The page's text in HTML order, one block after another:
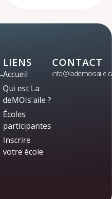
LIENS
Accueil
Qui est La
deMOIs'aile ?
Écoles
participantes
Inscrire
votre école
CONTACT